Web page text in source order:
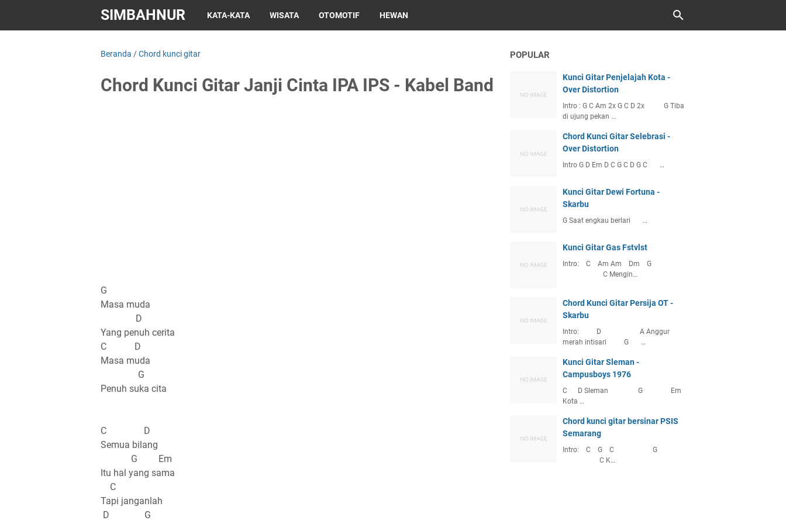
SIMBAHNUR KATA-KATA WISATA OTOMOTIF HEWAN
Beranda /Chord kunci gitar
Chord Kunci Gitar Janji Cinta IPA IPS - Kabel Band
G
Masa muda
D
Yang penuh cerita
C D
Masa muda
G
Penuh suka cita
C D
Semua bilang
G Em
Itu hal yang sama
C
Tapi janganlah
D G
POPULAR
Kunci Gitar Penjelajah Kota -
Over Distortion
Intro : G C Am 2x G C D 2x G Tiba
di ujung pekan …
Chord Kunci Gitar Selebrasi -
Over Distortion
Intro G D Em D C G C D G C …
Kunci Gitar Dewi Fortuna -
Skarbu
G Saat engkau berlari …
Kunci Gitar Gas Fstvlst
Intro: C Am Am Dm G
C Mengin…
Chord Kunci Gitar Persija OT -
Skarbu
Intro: D A Anggur
merah intisari G …
Kunci Gitar Sleman -
Campusboys 1976
C D Sleman G Em
Kota …
Chord kunci gitar bersinar PSIS
Semarang
Intro: C G C G
C K…